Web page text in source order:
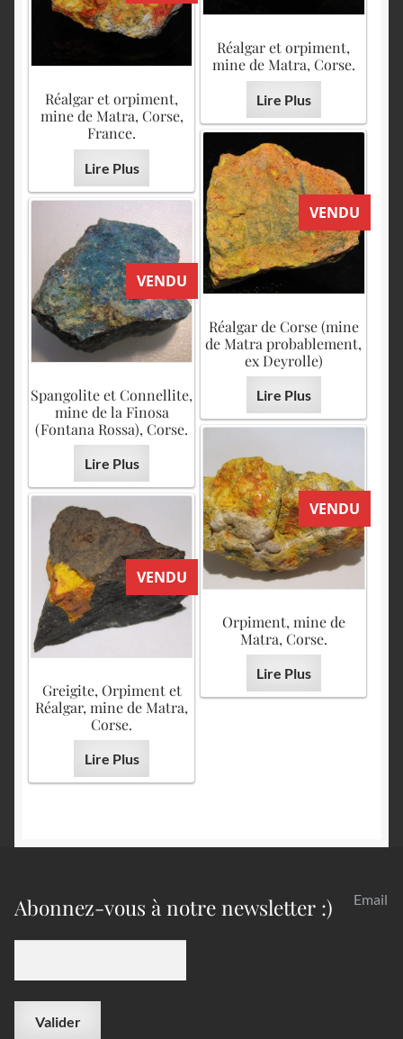
Réalgar et orpiment,
mine de Matra, Corse.
Lire Plus
Réalgar et orpiment,
mine de Matra, Corse,
France.
Lire Plus
VENDU
Réalgar de Corse (mine
de Matra probablement,
ex Deyrolle)
Lire Plus
VENDU
Spangolite et Connellite,
mine de la Finosa
(Fontana Rossa), Corse.
Lire Plus
VENDU
Orpiment, mine de
Matra, Corse.
Lire Plus
VENDU
Greigite, Orpiment et
Réalgar, mine de Matra,
Corse.
Lire Plus
Abonnez-vous à notre newsletter :) Email